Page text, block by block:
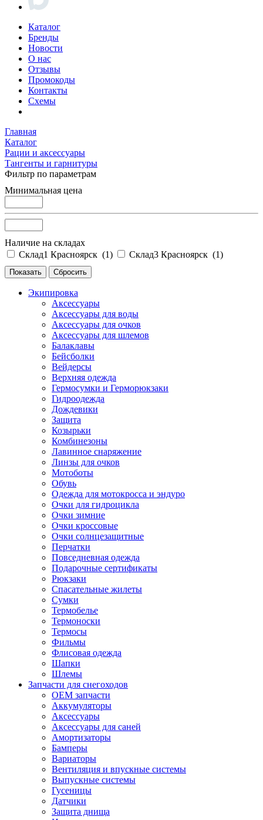
Каталог
Бренды
Новости
О нас
Отзывы
Промокоды
Контакты
Схемы
Главная
Каталог
Рации и аксессуары
Тангенты и гарнитуры
Фильтр по параметрам
Минимальная цена
Наличие на складах
Склад1 Красноярск (1) Склад3 Красноярск (1)
Экипировка
Аксессуары
Аксессуары для воды
Аксессуары для очков
Аксессуары для шлемов
Балаклавы
Бейсболки
Вейдерсы
Верхняя одежда
Гермосумки и Герморюкзаки
Гидроодежда
Дождевики
Защита
Козырьки
Комбинезоны
Лавинное снаряжение
Линзы для очков
Мотоботы
Обувь
Одежда для мотокросса и эндуро
Очки для гидроцикла
Очки зимние
Очки кроссовые
Очки солнцезащитные
Перчатки
Повседневная одежда
Подарочные сертификаты
Рюкзаки
Спасательные жилеты
Сумки
Термобелье
Термоноски
Термосы
Фильмы
Флисовая одежда
Шапки
Шлемы
Запчасти для снегоходов
OEM запчасти
Аккумуляторы
Аксессуары
Аксессуары для саней
Амортизаторы
Бамперы
Вариаторы
Вентиляция и впускные системы
Выпускные системы
Гусеницы
Датчики
Защита днища